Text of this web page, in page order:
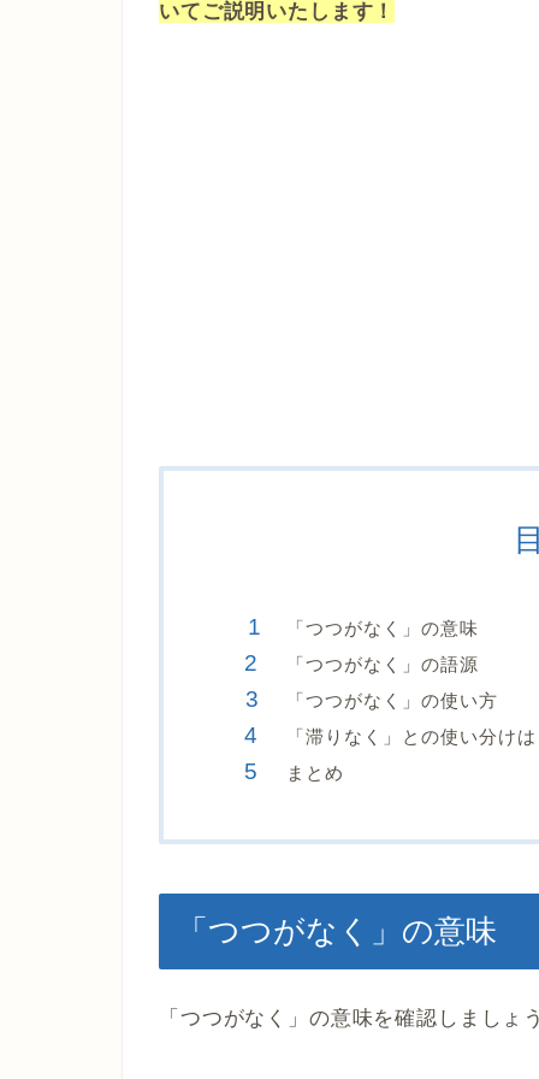
いてご説明いたします！
「つつがなく」の意味
「つつがなく」の語源
「つつがなく」の使い方
「滞りなく」との使い分けは
まとめ
「つつがなく」の意味
「つつがなく」の意味を確認しましょう